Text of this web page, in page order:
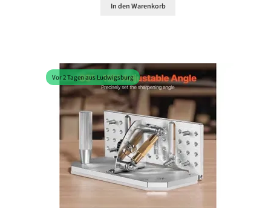
In den Warenkorb
Vor 2 Tagen aus Ludwigsburg